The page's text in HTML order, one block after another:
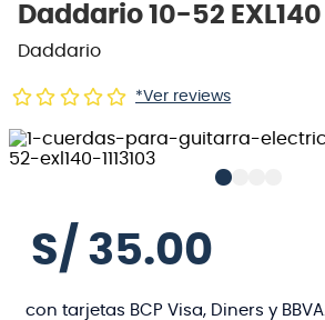
Daddario 10-52 EXL140
Daddario
*Ver reviews
S/ 35.00
con tarjetas BCP Visa, Diners y BBVA.